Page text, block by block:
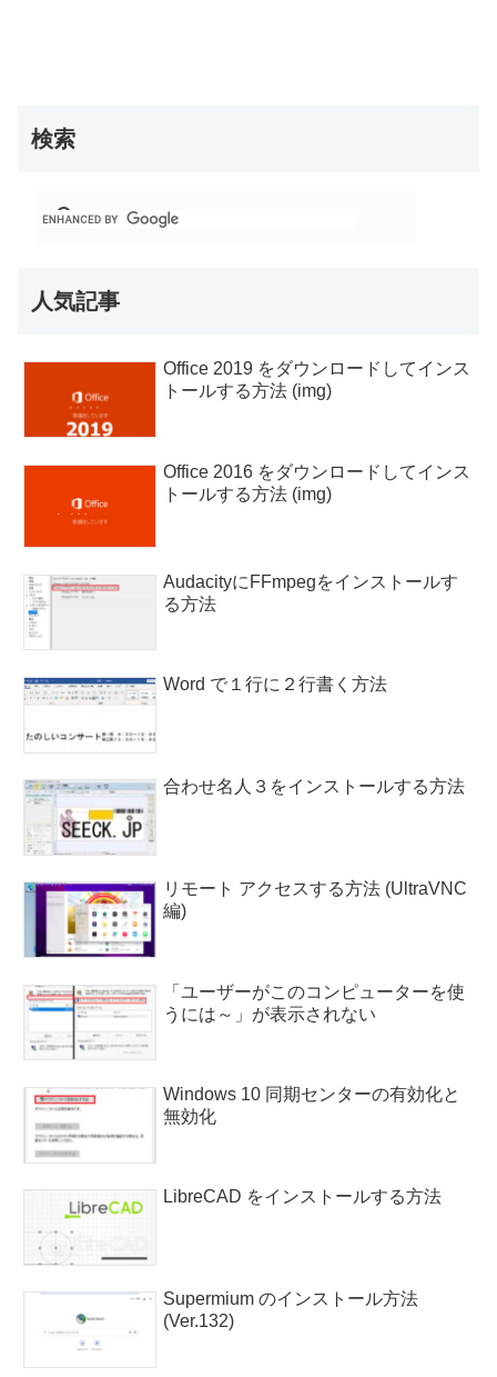
検索
人気記事
Office 2019 をダウンロードしてインス
トールする方法 (img)
Office 2016 をダウンロードしてインス
トールする方法 (img)
AudacityにFFmpegをインストールす
る方法
Word で１行に２行書く方法
合わせ名人３をインストールする方法
リモート アクセスする方法 (UltraVNC
編)
「ユーザーがこのコンピューターを使
うには～」が表示されない
Windows 10 同期センターの有効化と
無効化
LibreCAD をインストールする方法
Supermium のインストール方法
(Ver.132)